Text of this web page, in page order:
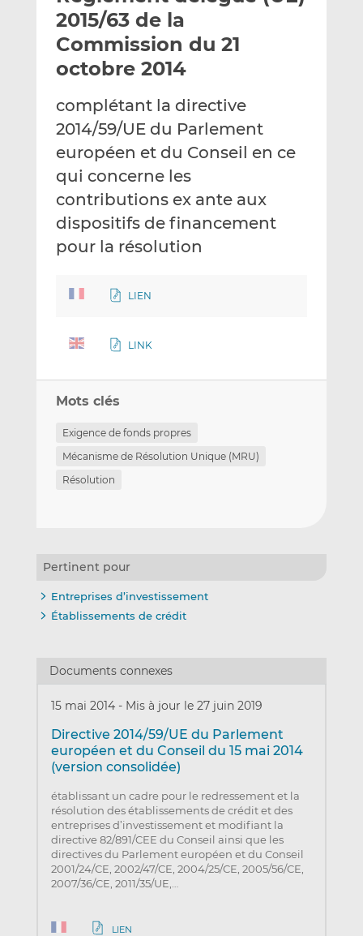
e
r
p
a
e
m
i
l
g
e
r
s
r
L
n
k
e
d
I
n
e
s
r
F
c
e
b
o
k
2015/63 de la
Commission du 21
octobre 2014
complétant la directive
2014/59/UE du Parlement
européen et du Conseil en ce
qui concerne les
contributions ex ante aux
dispositifs de financement
pour la résolution
LIEN
LINK
Mots clés
Exigence de fonds propres
Mécanisme de Résolution Unique (MRU)
Résolution
Pertinent pour
Entreprises d’investissement
Établissements de crédit
Documents connexes
15 mai 2014 - Mis à jour le 27 juin 2019
Directive 2014/59/UE du Parlement
européen et du Conseil du 15 mai 2014
(version consolidée)
établissant un cadre pour le redressement et la
résolution des établissements de crédit et des
entreprises d’investissement et modifiant la
directive 82/891/CEE du Conseil ainsi que les
directives du Parlement européen et du Conseil
2001/24/CE, 2002/47/CE, 2004/25/CE, 2005/56/CE,
2007/36/CE, 2011/35/UE,…
LIEN